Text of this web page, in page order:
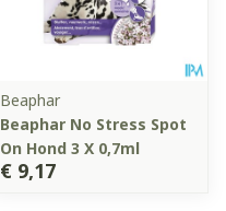
Beaphar
Beaphar No Stress Spot
On Hond 3 X 0,7ml
€ 9,17